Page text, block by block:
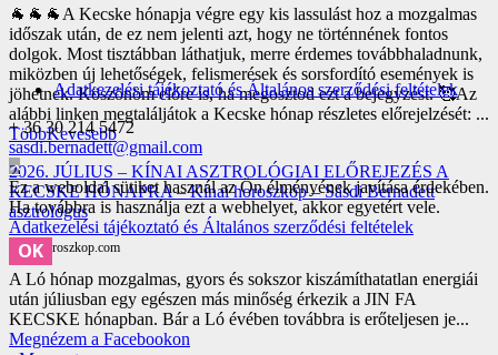
🐐🐐🐐A Kecske hónapja végre egy kis lassulást hoz a mozgalmas
időszak után, de ez nem jelenti azt, hogy ne történnének fontos
dolgok. Most tisztábban láthatjuk, merre érdemes továbbhaladnunk,
miközben új lehetőségek, felismerések és sorsfordító események is
jöhetnek.Köszönöm előre is, ha megosztod ezt a bejegyzést. 🥰Az
alábbi linken megtaláljátok a Kecske hónap részletes előrejelzését: ...
TöbbKevesebb
2026. JÚLIUS – KÍNAI ASZTROLÓGIAI ELŐREJEZÉS A
KECSKE HÓNAPRA – Kínai horoszkóp – Sásdi Bernadett
asztrológus
kinai-horoszkop.com
A Ló hónap mozgalmas, gyors és sokszor kiszámíthatatlan energiái
után júliusban egy egészen más minőség érkezik a JIN FA
KECSKE hónapban. Bár a Ló évében továbbra is erőteljesen je...
Megnézem a Facebookon
Adatkezelési tájékoztató és Általános szerződési feltételek
+ 36 30 214 5472
sasdi.bernadett@gmail.com
Ez a weboldal sütiket használ az Ön élményének javítása érdekében.
Ha továbbra is használja ezt a webhelyet, akkor egyetért vele.
Adatkezelési tájékoztató és Általános szerződési feltételek
OK